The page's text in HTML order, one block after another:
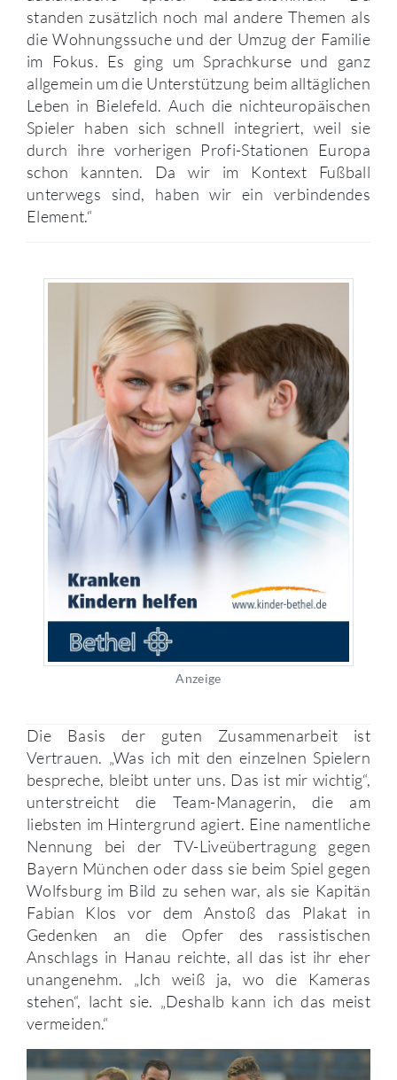
standen zusätzlich noch mal andere Themen als
die Wohnungssuche und der Umzug der Familie
im Fokus. Es ging um Sprachkurse und ganz
allgemein um die Unterstützung beim alltäglichen
Leben in Bielefeld. Auch die nichteuropäischen
Spieler haben sich schnell integriert, weil sie
durch ihre vorherigen Profi-Stationen Europa
schon kannten. Da wir im Kontext Fußball
unterwegs sind, haben wir ein verbindendes
Element.“
Anzeige
Die Basis der guten Zusammenarbeit ist
Vertrauen. „Was ich mit den einzelnen Spielern
bespreche, bleibt unter uns. Das ist mir wichtig“,
unterstreicht die Team-Managerin, die am
liebsten im Hintergrund agiert. Eine namentliche
Nennung bei der TV-Liveübertragung gegen
Bayern München oder dass sie beim Spiel gegen
Wolfsburg im Bild zu sehen war, als sie Kapitän
Fabian Klos vor dem Anstoß das Plakat in
Gedenken an die Opfer des rassistischen
Anschlags in Hanau reichte, all das ist ihr eher
unangenehm. „Ich weiß ja, wo die Kameras
stehen“, lacht sie. „Deshalb kann ich das meist
vermeiden.“